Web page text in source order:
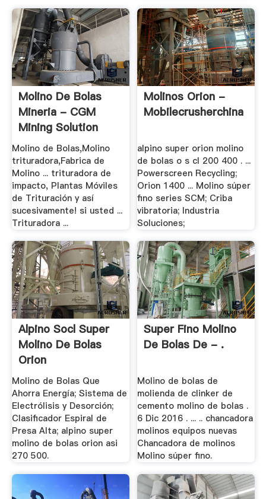
Molino De Bolas
Mineria - CGM
Mining Solution
Molino de Bolas,Molino
trituradora,Fabrica de
Molino ... trituradora de
impacto, Plantas Móviles
de Trituración y así
sucesivamente! si usted ...
Trituradora ...
Molinos Orion -
Mobilecrusherchina
alpino super orion molino
de bolas o s cl 200 400 . ...
Powerscreen Recycling;
Orion 1400 ... Molino súper
fino series SCM; Criba
vibratoria; Industria
Soluciones;
Alpino Socl Super
Molino De Bolas
Orion
Molino de Bolas Que
Ahorra Energía; Sistema de
Electrólisis y Desorción;
Clasificador Espiral de
Presa Alta; alpino super
molino de bolas orion asi
270 500.
Super Fino Molino
De Bolas De - .
Molino de bolas de
molienda de clinker de
cemento molino de bolas .
6 Dic 2016 . ... .. chancadora
molinos equipos nuevas
Chancadora de molinos
Molino súper fino.